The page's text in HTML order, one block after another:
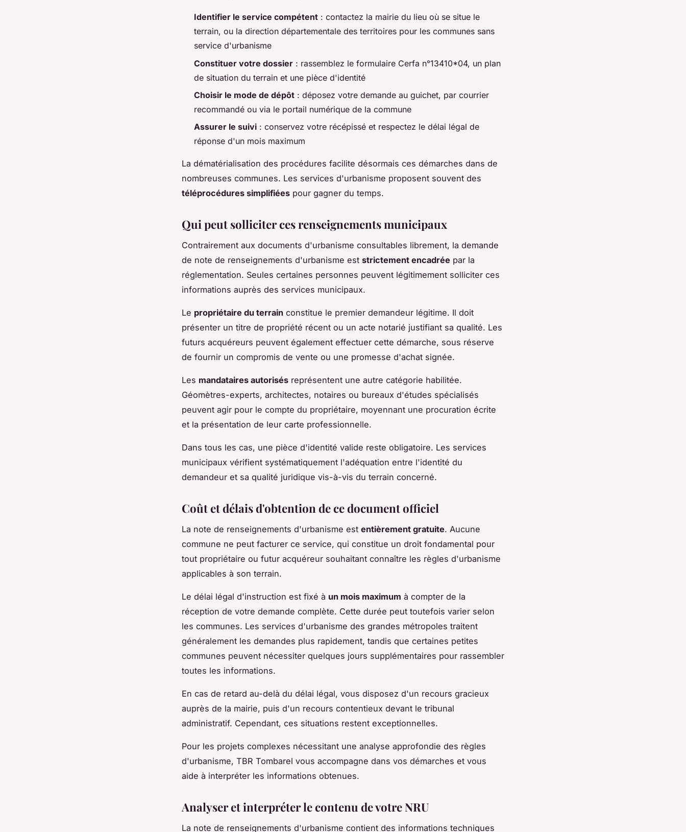
Identifier le service compétent : contactez la mairie du lieu où se situe le
terrain, ou la direction départementale des territoires pour les communes sans
service d'urbanisme
Constituer votre dossier : rassemblez le formulaire Cerfa n°13410*04, un plan
de situation du terrain et une pièce d'identité
Choisir le mode de dépôt : déposez votre demande au guichet, par courrier
recommandé ou via le portail numérique de la commune
Assurer le suivi : conservez votre récépissé et respectez le délai légal de
réponse d'un mois maximum
La dématérialisation des procédures facilite désormais ces démarches dans de
nombreuses communes. Les services d'urbanisme proposent souvent des
téléprocédures simplifiées pour gagner du temps.
Qui peut solliciter ces renseignements municipaux
Contrairement aux documents d'urbanisme consultables librement, la demande
de note de renseignements d'urbanisme est strictement encadrée par la
réglementation. Seules certaines personnes peuvent légitimement solliciter ces
informations auprès des services municipaux.
Le propriétaire du terrain constitue le premier demandeur légitime. Il doit
présenter un titre de propriété récent ou un acte notarié justifiant sa qualité. Les
futurs acquéreurs peuvent également effectuer cette démarche, sous réserve
de fournir un compromis de vente ou une promesse d'achat signée.
Les mandataires autorisés représentent une autre catégorie habilitée.
Géomètres-experts, architectes, notaires ou bureaux d'études spécialisés
peuvent agir pour le compte du propriétaire, moyennant une procuration écrite
et la présentation de leur carte professionnelle.
Dans tous les cas, une pièce d'identité valide reste obligatoire. Les services
municipaux vérifient systématiquement l'adéquation entre l'identité du
demandeur et sa qualité juridique vis-à-vis du terrain concerné.
Coût et délais d'obtention de ce document officiel
La note de renseignements d'urbanisme est entièrement gratuite. Aucune
commune ne peut facturer ce service, qui constitue un droit fondamental pour
tout propriétaire ou futur acquéreur souhaitant connaître les règles d'urbanisme
applicables à son terrain.
Le délai légal d'instruction est fixé à un mois maximum à compter de la
réception de votre demande complète. Cette durée peut toutefois varier selon
les communes. Les services d'urbanisme des grandes métropoles traitent
généralement les demandes plus rapidement, tandis que certaines petites
communes peuvent nécessiter quelques jours supplémentaires pour rassembler
toutes les informations.
En cas de retard au-delà du délai légal, vous disposez d'un recours gracieux
auprès de la mairie, puis d'un recours contentieux devant le tribunal
administratif. Cependant, ces situations restent exceptionnelles.
Pour les projets complexes nécessitant une analyse approfondie des règles
d'urbanisme, TBR Tombarel vous accompagne dans vos démarches et vous
aide à interpréter les informations obtenues.
Analyser et interpréter le contenu de votre NRU
La note de renseignements d'urbanisme contient des informations techniques